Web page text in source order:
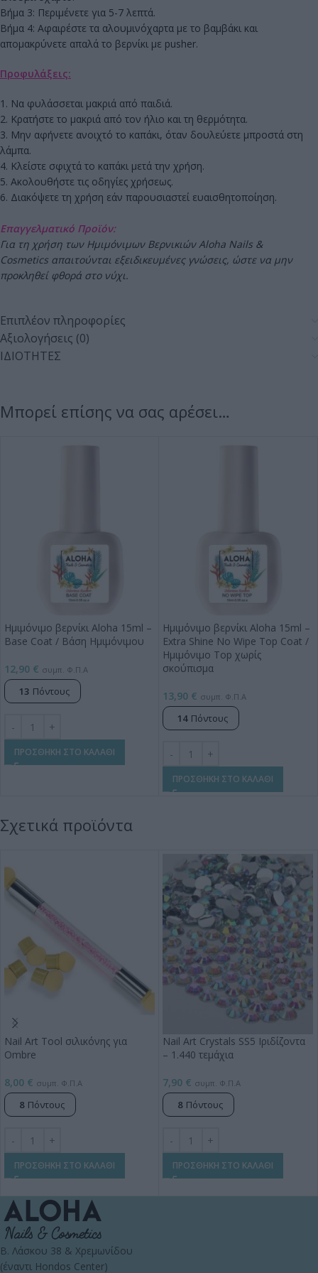
Βήμα 3: Περιμένετε για 5-7 λεπτά.
Βήμα 4: Αφαιρέστε τα αλουμινόχαρτα με το βαμβάκι και
απομακρύνετε απαλά το βερνίκι με pusher.
Προφυλάξεις:
1. Να φυλάσσεται μακριά από παιδιά.
2. Κρατήστε το μακριά από τον ήλιο και τη θερμότητα.
3. Μην αφήνετε ανοιχτό το καπάκι, όταν δουλεύετε μπροστά στη
λάμπα.
4. Κλείστε σφιχτά το καπάκι μετά την χρήση.
5. Ακολουθήστε τις οδηγίες χρήσεως.
6. Διακόψετε τη χρήση εάν παρουσιαστεί ευαισθητοποίηση.
Επαγγελματικό Προϊόν:
Για τη χρήση των Ημιμόνιμων Βερνικιών Aloha Nails &
Cosmetics απαιτούνται εξειδικευμένες γνώσεις, ώστε να μην
προκληθεί φθορά στο νύχι.
Επιπλέον πληροφορίες
Αξιολογήσεις (0)
ΙΔΙΟΤΗΤΕΣ
Μπορεί επίσης να σας αρέσει…
Ημιμόνιμο βερνίκι Aloha 15ml –
Base Coat / Βάση Ημιμόνιμου
12,90 € συμπ. Φ.Π.Α
13 Πόντους
ΠΡΟΣΘΗΚΗ ΣΤΟ ΚΑΛΑΘΙ
Ημιμόνιμο βερνίκι Aloha 15ml –
Extra Shine No Wipe Top Coat /
Ημιμόνιμο Top χωρίς
σκούπισμα
13,90 € συμπ. Φ.Π.Α
14 Πόντους
ΠΡΟΣΘΗΚΗ ΣΤΟ ΚΑΛΑΘΙ
Σχετικά προϊόντα
Nail Art Tool σιλικόνης για
Ombre
8,00 € συμπ. Φ.Π.Α
8 Πόντους
ΠΡΟΣΘΗΚΗ ΣΤΟ ΚΑΛΑΘΙ
Nail Art Crystals SS5 Ιριδίζοντα
– 1.440 τεμάχια
7,90 € συμπ. Φ.Π.Α
8 Πόντους
ΠΡΟΣΘΗΚΗ ΣΤΟ ΚΑΛΑΘΙ
Β. Λάσκου 38 & Χρεμωνίδου
(έναντι Hondos Center)